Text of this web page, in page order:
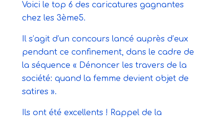
Voici le top 6 des caricatures gagnantes
chez les 3ème5.
Il s’agit d’un concours lancé auprès d’eux
pendant ce confinement, dans le cadre de
la séquence « Dénoncer les travers de la
société: quand la femme devient objet de
satires ».
Ils ont été excellents ! Rappel de la